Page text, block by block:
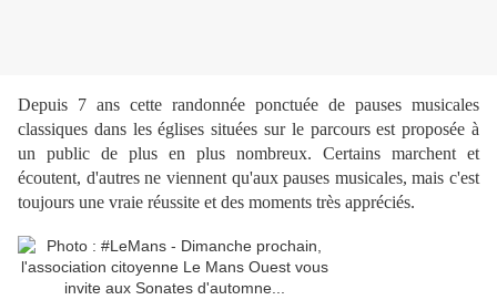
Depuis 7 ans cette randonnée ponctuée de pauses musicales
classiques dans les églises situées sur le parcours est proposée à
un public de plus en plus nombreux. Certains marchent et
écoutent, d'autres ne viennent qu'aux pauses musicales, mais c'est
toujours une vraie réussite et des moments très appréciés.